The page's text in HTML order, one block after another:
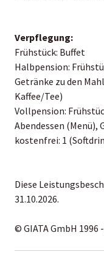
Verpflegung:
Frühstück: Buffet
Halbpension:
Getränke zu den
Kaffee/Tee)
Vollpension:
Abendessen (Menü),
kostenfrei: 1
Diese
31.10.2026.
© GIATA GmbH 1996